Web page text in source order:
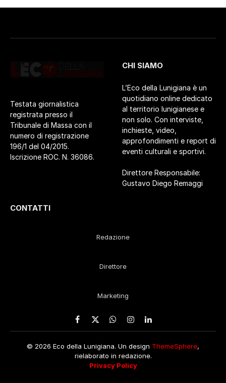
Testata giornalistica
registrata presso il
Tribunale di Massa con il
numero di registrazione
196/1 del 04/2015.
Iscrizione ROC. N. 36086.
CHI SIAMO
L’Eco della Lunigiana è un
quotidiano online dedicato
al territorio lunigianese e
non solo. Con interviste,
inchieste, video,
approfondimenti e report di
eventi culturali e sportivi.
Direttore Responsabile:
Gustavo Diego Remaggi
CONTATTI
Redazione
Direttore
Marketing
Facebook
X
WhatsApp
Instagram
LinkedIn
© 2026 Eco della Lunigiana. Un design ThemeSphere,
rielaborato in redazione.
Privacy Policy